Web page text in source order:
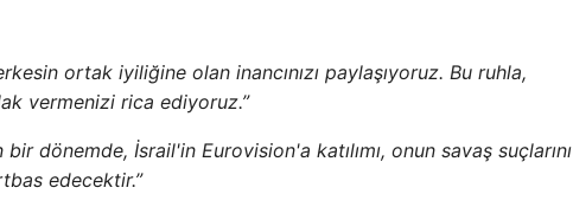
ortak iyiliğine olan inancınızı paylaşıyoruz. Bu ruhla,
vermenizi rica ediyoruz.”
dönemde, İsrail'in Eurovision'a katılımı, onun savaş suçlarını
edecektir.”